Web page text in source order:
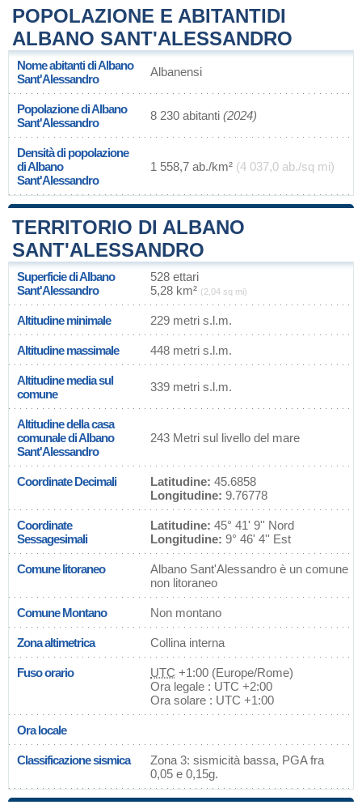
POPOLAZIONE E ABITANTIDI
ALBANO SANT'ALESSANDRO
Nome abitanti di Albano
Sant'Alessandro
Albanensi
Popolazione di Albano
Sant'Alessandro
8 230 abitanti (2024)
Densità di popolazione
di Albano
Sant'Alessandro
1 558,7 ab./km² (4 037,0 ab./sq mi)
TERRITORIO DI ALBANO
SANT'ALESSANDRO
Superficie di Albano
Sant'Alessandro
528 ettari
5,28 km² (2,04 sq mi)
Altitudine minimale 229 metri s.l.m.
Altitudine massimale 448 metri s.l.m.
Altitudine media sul
comune
339 metri s.l.m.
Altitudine della casa
comunale di Albano
Sant'Alessandro
243 Metri sul livello del mare
Coordinate Decimali Latitudine: 45.6858
Longitudine: 9.76778
Coordinate
Sessagesimali
Latitudine: 45° 41' 9'' Nord
Longitudine: 9° 46' 4'' Est
Comune litoraneo
Albano Sant'Alessandro è un comune
non litoraneo
Comune Montano Non montano
Zona altimetrica Collina interna
Fuso orario UTC +1:00 (Europe/Rome)
Ora legale : UTC +2:00
Ora solare : UTC +1:00
Ora locale
Classificazione sismica
Zona 3: sismicità bassa, PGA fra
0,05 e 0,15g.